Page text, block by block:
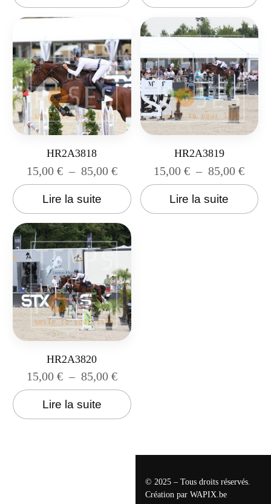
HR2A3818
15,00 € – 85,00 €
Lire la suite
HR2A3819
15,00€ – 85,00€
Lire la suite
HR2A3820
15,00 € – 85,00 €
Lire la suite
© 2025 – Tous droits réservés.
Création par WAPIX.be